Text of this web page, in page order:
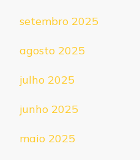
setembro 2025
agosto 2025
julho 2025
junho 2025
maio 2025